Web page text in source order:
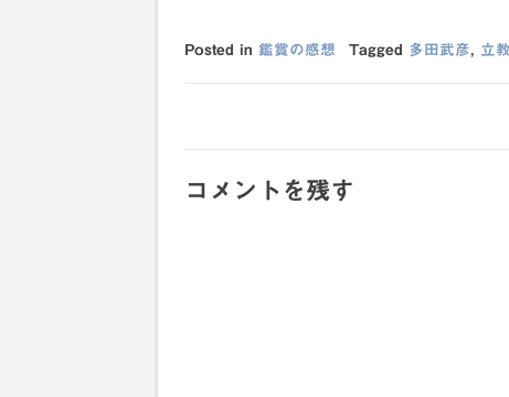
Posted in 鑑賞の感想 Tagged 多田武彦, 立
ナ
コメントを残す